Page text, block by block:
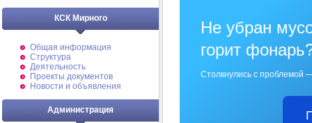
КСК Мирного
Общая информация
Структура
Деятельность
Проекты документов
Новости и объявления
Администрация
Не убран
горит
Столкнулись с проблемой